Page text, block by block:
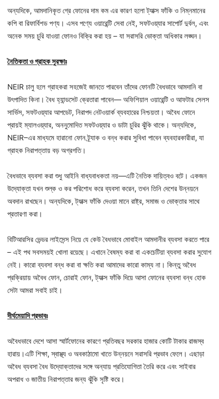
অন্যদিকে, আমদানিকৃত গ্রে ফোনের দাম কম এর কারণ হলো ট্যাক্স ফাঁকি ও নিম্নমানের
কপি বা রিফার্বিশড পণ্য। এসব পণ্যে ওয়ারেন্টি সেবা নেই, সফটওয়্যার সাপোর্ট দুর্বল, এবং
অনেক সময় চুরি যাওয়া ফোনও বিক্রি করা হয় – যা সরাসরি ভোক্তা অধিকার লঙ্ঘন।
নৈতিকতা ও গ্রাহক সুরক্ষাঃ
NEIR চালু হলে গ্রাহকরা সহজেই জানতে পারবেন তাঁদের ফোনটি বৈধভাবে আমদানি বা
উৎপাদিত কিনা। বৈধ হ্যান্ডসেট ক্রেতারা পাবেন— অফিশিয়াল ওয়ারেন্টি ও আফটার সেলস
সার্ভিস, সফটওয়্যার আপডেট, নিরাপদ নেটওয়ার্ক ব্যবহারের নিশ্চয়তা। অবৈধ ফোনে
প্রায়ই ম্যালওয়্যার, অননুমোদিত সফটওয়্যার ও ডাটা চুরির ঝুঁকি থাকে। অন্যদিকে,
NEIR–এর মাধ্যমে হারানো ফোন ট্র্যাক ও বন্ধ করার সুবিধা পাবেন ব্যবহারকারীরা, যা
গ্রাহক নিরাপত্তায় বড় অগ্রগতি।
বৈধভাবে ব্যবসা করা শুধু আইনি বাধ্যবাধকতা নয়—এটি নৈতিক দায়িত্বও বটে। একজন
উদ্যোক্তা যখন শুল্ক ও কর পরিশোধ করে ব্যবসা করেন, তখন তিনি দেশের উন্নয়নে
অবদান রাখছেন। অন্যদিকে, ট্যাক্স ফাঁকি দেওয়া মানে রাষ্ট্র, সমাজ ও ভোক্তার সাথে
প্রতারণা করা।
বিটিআরসির ভেন্ডর লাইসেন্স নিয়ে যে কেউ বৈধভাবে মোবাইল আমদানীর ব্যবসা করতে পারে
– এই পথ সবসময়ই খোলা রয়েছে। এখানে বৈষম্য করা বা একচেটিয়া ব্যবসা করার সুযোগ
নেই। কারো ব্যবসা বন্ধ করা বা ক্ষতি করা আমাদের কারো কাম্য না। কিন্তু অবৈধ
প্রক্রিয়ায় অবৈধ ফোন, চোরাই ফোন, ট্যাক্স ফাঁকি দিয়ে আসা ফোনের ব্যবসা বন্ধ হোক
সেটা আমরা সবাই চাই।
দীর্ঘমেয়াদি প্রভাবঃ
অবৈধভাবে দেশে আসা স্মার্টফোনের কারণে প্রতিবছর সরকার হাজার কোটি টাকার রাজস্ব
হারায়।এটি শিক্ষা, স্বাস্থ্য ও অবকাঠামো খাতে উন্নয়নে সরাসরি প্রভাব ফেলে। এছাড়া
অবৈধ ব্যবসা বৈধ উদ্যোক্তাদের সঙ্গে অন্যায় প্রতিযোগিতা তৈরি করে এবং সাইবার
অপরাধ ও জাতীয় নিরাপত্তার জন্য ঝুঁকি সৃষ্টি করে।